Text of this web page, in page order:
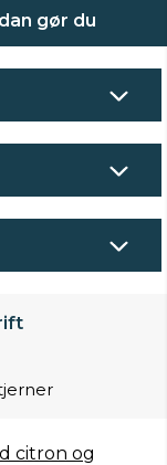
gør du
citron og